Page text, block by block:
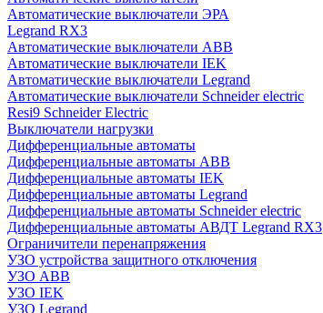
Автоматические выключатели ЭРА
Legrand RX3
Автоматические выключатели ABB
Автоматические выключатели IEK
Автоматические выключатели Legrand
Автоматические выключатели Schneider electric
Resi9 Schneider Electric
Выключатели нагрузки
Дифференциальные автоматы
Дифференциальные автоматы ABB
Дифференциальные автоматы IEK
Дифференциальные автоматы Legrand
Дифференциальные автоматы Schneider electric
Дифференциальные автоматы АВДТ Legrand RX3
Ограничители перенапряжения
УЗО устройства защитного отключения
УЗО ABB
УЗО IEK
УЗО Legrand